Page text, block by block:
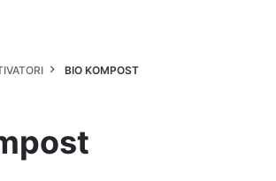
BIO KOMPOST